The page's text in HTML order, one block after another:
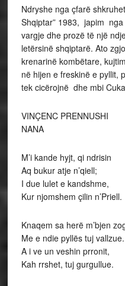
Ndryshe nga çfarë
Shqiptar” 1983, japim
vargje dhe prozë të një
letërsinë shqiptarë. Ato
krenarinë kombëtare,
në hijen e freskinë e pyllit,
tek cicërojnë dhe mbi
VINÇENC PRENNUSHI
NANA
M’i kande hyjt, qi ndrisin
Aq bukur atje n’qiell;
I due lulet e kandshme,
Kur njomshem çilin n’Priell.
Knaqem sa herë m’bjen
Me e ndie pyllës tuj vallzue.
A i ve un veshin prronit,
Kah rrshet, tuj gurgullue.